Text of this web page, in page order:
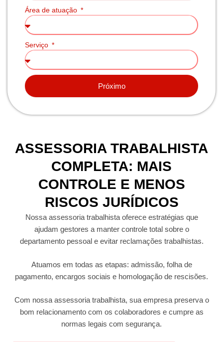
Área de atuação
Serviço
Próximo
ASSESSORIA TRABALHISTA
COMPLETA: MAIS
CONTROLE E MENOS
RISCOS JURÍDICOS
Nossa assessoria trabalhista oferece estratégias que
ajudam gestores a manter controle total sobre o
departamento pessoal e evitar reclamações trabalhistas.
Atuamos em todas as etapas: admissão, folha de
pagamento, encargos sociais e homologação de rescisões.
Com nossa assessoria trabalhista, sua empresa preserva o
bom relacionamento com os colaboradores e cumpre as
normas legais com segurança.